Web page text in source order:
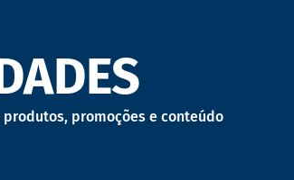
promoções e conteúdo